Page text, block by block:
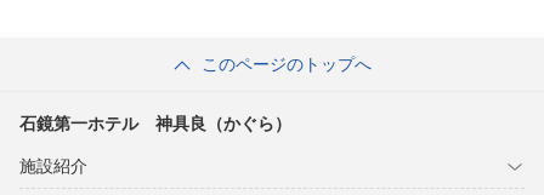
このページのトップへ
石鏡第一ホテル 神具良（かぐら）
施設紹介